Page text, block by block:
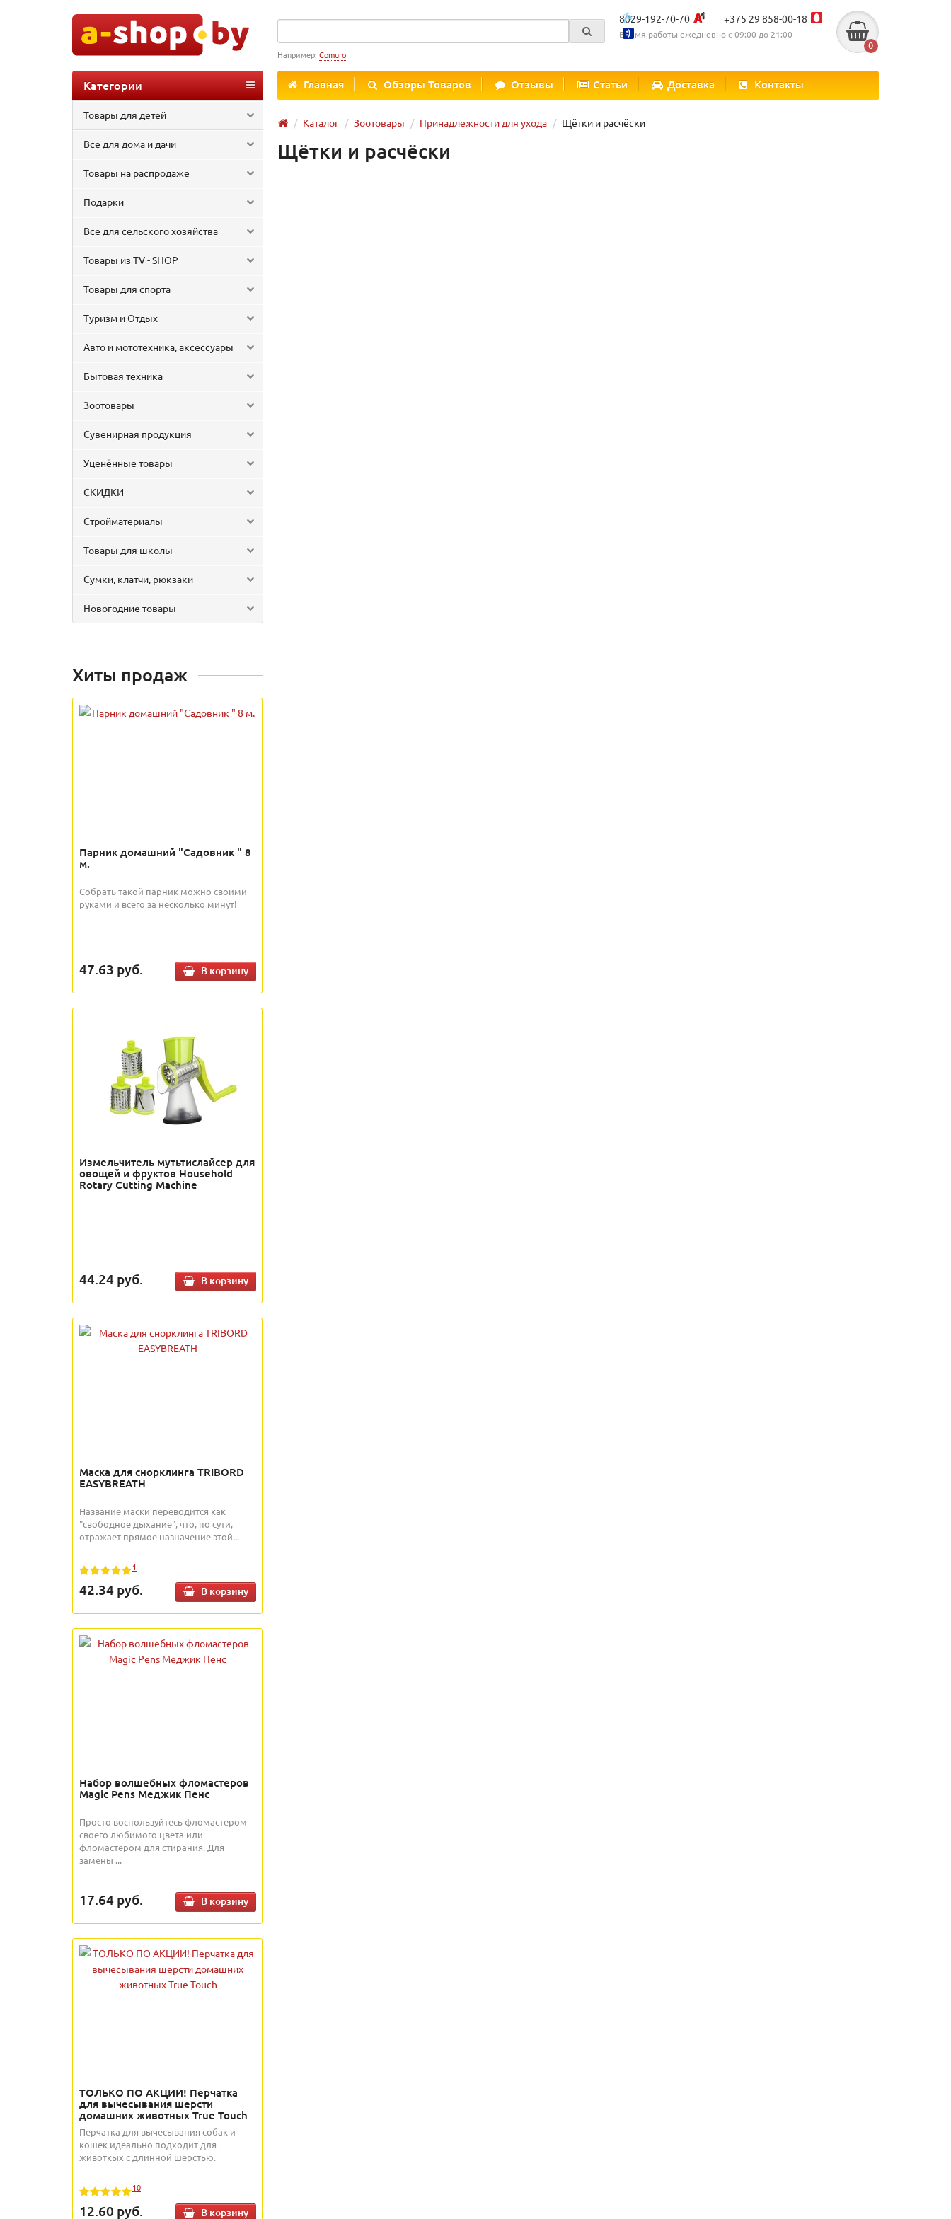
8029-192-70-70 +375 29 858-00-18
Время работы ежедневно с 09:00 до 21:00
0
Например: Comuro
Главная Обзоры Товаров Отзывы Статьи Доставка Контакты
Категории
Товары для детей
Все для дома и дачи
Товары на распродаже
Подарки
Все для сельского хозяйства
Товары из TV - SHOP
Товары для спорта
Туризм и Отдых
Авто и мототехника, аксессуары
Бытовая техника
Зоотовары
Сувенирная продукция
Уценённые товары
СКИДКИ
Стройматериалы
Товары для школы
Сумки, клатчи, рюкзаки
Новогодние товары
Каталог Зоотовары Принадлежности для ухода Щётки и расчёски
Хиты продаж
Парник домашний "Садовник " 8
м.
Собрать такой парник можно своими
руками и всего за несколько минут!
47.63 руб. В корзину
Измельчитель мутьтислайсер для
овощей и фруктов Household
Rotary Cutting Machine
44.24 руб. В корзину
Маска для снорклинга TRIBORD
EASYBREATH
Название маски переводится как
"свободное дыхание", что, по сути,
отражает прямое назначение этой...
1
42.34 руб. В корзину
Набор волшебных фломастеров
Magic Pens Меджик Пенс
Просто воспользуйтесь фломастером
своего любимого цвета или
фломастером для стирания. Для
замены ...
17.64 руб. В корзину
ТОЛЬКО ПО АКЦИИ! Перчатка
для вычесывания шерсти
домашних животных True Touch
Перчатка для вычесывания собак и
кошек идеально подходит для
животкых с длинной шерстью.
10
12.60 руб. В корзину
Щётки и расчёски